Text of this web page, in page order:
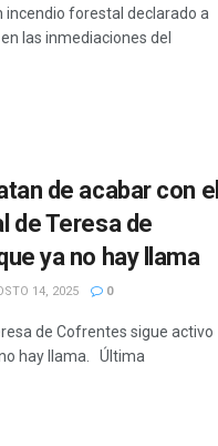
incendio forestal declarado a
las inmediaciones del
de acabar con el
de Teresa de
ya no hay llama
14, 2025 0
de Cofrentes sigue activo
hay llama. Última